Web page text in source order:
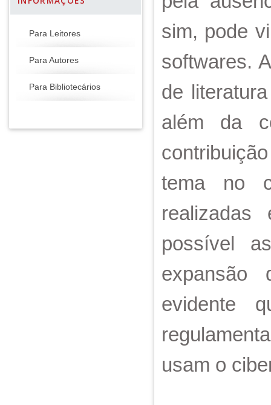
Para Leitores
Para Autores
Para Bibliotecários
sim, pode
softwares.
de
além da
tema no
possível
expansão
evidente
usam o